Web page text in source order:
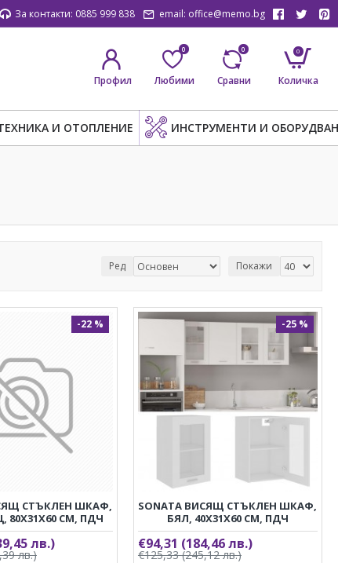
За контакти: 0885 999 838 email: office@memo.bg
Профил Любими
0
Сравни
0
Количка
0
И ОТОПЛЕНИЕ ИНСТРУМЕНТИ И
Ред Покажи
-22 %
СТЪКЛЕН ШКАФ,
80X31X60 СМ, ПДЧ
лв.)
лв.)
-25 %
SONATA ВИСЯЩ СТЪКЛЕН ШКАФ,
БЯЛ, 40X31X60 СМ, ПДЧ
€94,31 (184,46 лв.)
€125,33(245,12 лв.)